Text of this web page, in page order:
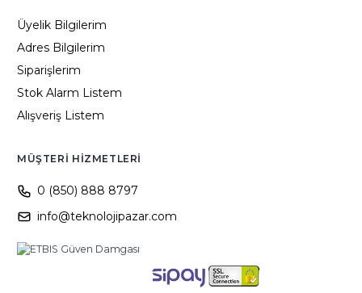
Üyelik Bilgilerim
Adres Bilgilerim
Siparişlerim
Stok Alarm Listem
Alışveriş Listem
MÜŞTERI HIZMETLERI
0 (850) 888 8797
info@teknolojipazar.com